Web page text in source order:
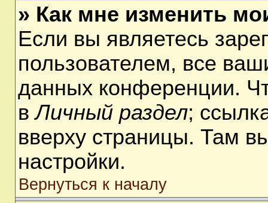
» Как мне изменить
Если вы являетесь
пользователем, все
данных конференции.
вЛичный раздел;
вверху страницы. Там
настройки.
Вернуться к началу